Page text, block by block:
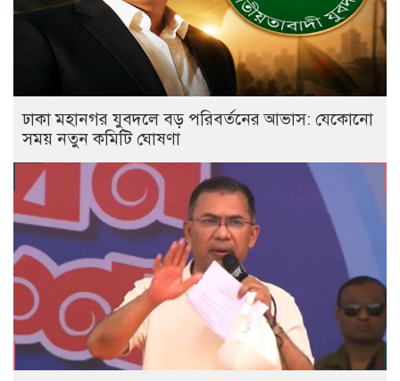
ঢাকা মহানগর যুবদলে বড় পরিবর্তনের আভাস: যেকোনো
সময় নতুন কমিটি ঘোষণা